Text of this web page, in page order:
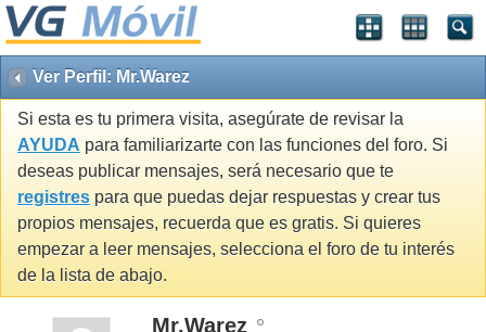
Ver Perfil: Mr.Warez
Si esta es tu primera visita, asegúrate de revisar la
AYUDA para familiarizarte con las funciones del foro. Si
deseas publicar mensajes, será necesario que te
registres para que puedas dejar respuestas y crear tus
propios mensajes, recuerda que es gratis. Si quieres
empezar a leer mensajes, selecciona el foro de tu interés
de la lista de abajo.
Mr.Warez